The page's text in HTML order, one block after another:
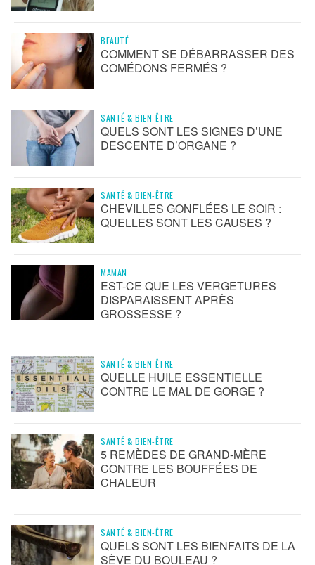
BEAUTÉ
COMMENT SE DÉBARRASSER DES
COMÉDONS FERMÉS ?
SANTÉ & BIEN-ÊTRE
QUELS SONT LES SIGNES D’UNE
DESCENTE D’ORGANE ?
SANTÉ & BIEN-ÊTRE
CHEVILLES GONFLÉES LE SOIR :
QUELLES SONT LES CAUSES ?
MAMAN
EST-CE QUE LES VERGETURES
DISPARAISSENT APRÈS
GROSSESSE ?
SANTÉ & BIEN-ÊTRE
QUELLE HUILE ESSENTIELLE
CONTRE LE MAL DE GORGE ?
SANTÉ & BIEN-ÊTRE
5 REMÈDES DE GRAND-MÈRE
CONTRE LES BOUFFÉES DE
CHALEUR
SANTÉ & BIEN-ÊTRE
QUELS SONT LES BIENFAITS DE LA
SÈVE DU BOULEAU ?